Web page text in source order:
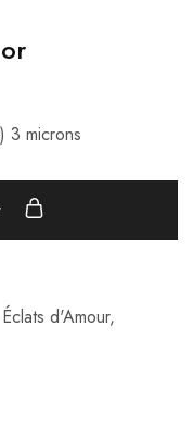
3 microns
Éclats d'Amour,